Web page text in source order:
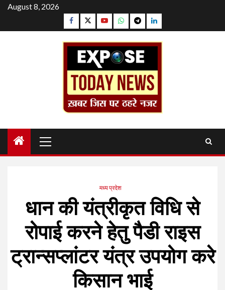
Skip
content
August 8, 2026
Facebook
TwitterYouTubeWhatsapp
TelegramLinkedin
Menu
मध्य प्रदेश
धान की यंत्रीकृत विधि से
रोपाई करने हेतु पैडी राइस
ट्रान्‍सप्‍लांटर यंत्र उपयोग करे
किसान भाई